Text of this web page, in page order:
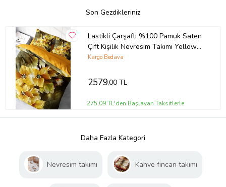
Son Gezdikleriniz
Lastikli Çarşaflı %100 Pamuk Saten
Çift Kişilik Nevresim Takımı Yellow
Flowers
Kargo Bedava
2579,00 TL
275,09 TL'den Başlayan Taksitlerle
Daha Fazla Kategori
Nevresim takımı Kahve fincan takımı